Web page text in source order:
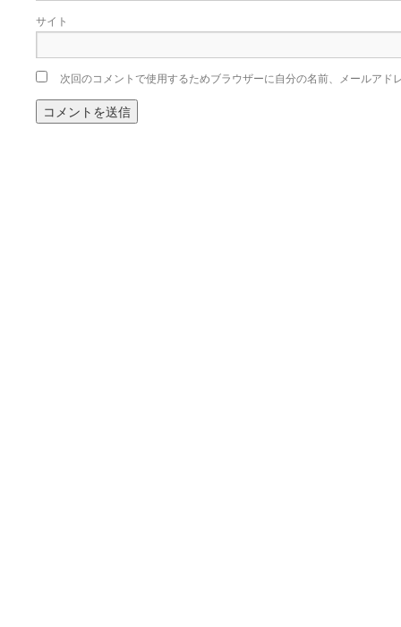
サイト
次回のコメントで使用するためブラウザーに自分の名前、メールアド